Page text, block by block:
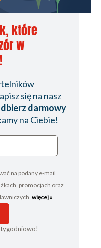
które
w
się na nasz
darmowy
na Ciebie!
na podany e-mail
promocjach oraz
więcej »
tygodniowo!